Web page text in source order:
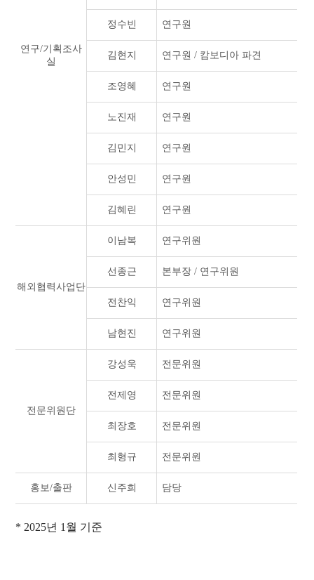
연구/기획조사
실
정수빈 연구원
김현지 연구원 / 캄보디아 파견
조영혜 연구원
노진재 연구원
김민지 연구원
안성민 연구원
김혜린 연구원
해외협력사업단
이남복 연구위원
선종근 본부장 / 연구위원
전찬익 연구위원
남현진 연구위원
전문위원단
강성욱 전문위원
전제영 전문위원
최장호 전문위원
최형규 전문위원
홍보/출판 신주희 담당
* 2025년 1월 기준